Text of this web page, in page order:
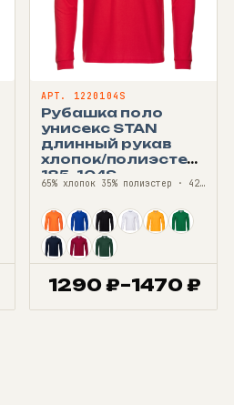
АРТ. 1220104S
Рубашка поло
унисекс STAN
длинный рукав
хлопок/полиэстер
185, 104S
65% хлопок 35% полиэстер · 42—68
1290 ₽–1470 ₽
Диапазон
цен: